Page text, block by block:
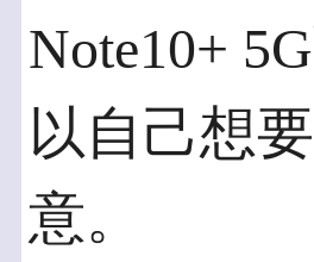
Note10+
以自己想
意。